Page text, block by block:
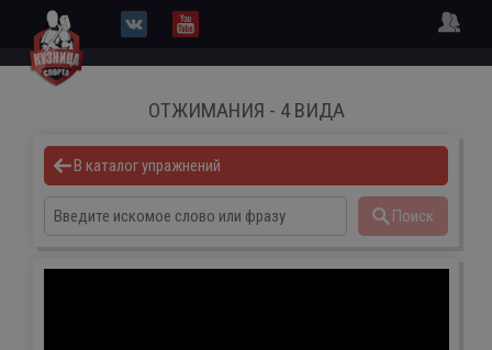
ОТЖИМАНИЯ - 4 ВИДА
В каталог упражнений
Поиск